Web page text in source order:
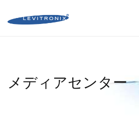
メディアセンター